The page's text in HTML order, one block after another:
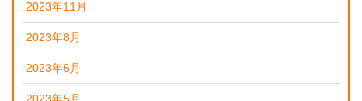
2023年11月
2023年8月
2023年6月